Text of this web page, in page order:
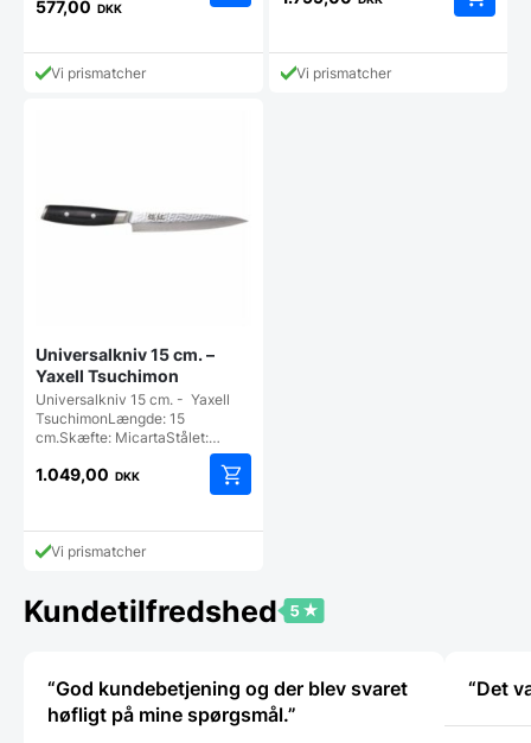
oprindelige
var:
759,95 DKK.
577,00 DKK
aktuelle
prisVi prismatcher Vi prismatcher
Universalkniv 15 cm. –
Yaxell Tsuchimon
Universalkniv 15 cm. - Yaxell
TsuchimonLængde: 15
cm.Skæfte: MicartaStålet:…
1.049,00 DKK
Vi prismatcher
Kundetilfredshed
“God kundebetjening og der blev svaret
høfligt på mine spørgsmål.”
“Det